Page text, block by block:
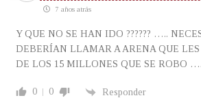
7 años atrás
Y QUE NO SE HAN IDO ?????? …..
DEBERÍAN LLAMAR A ARENA QUE LES
DE LOS 15 MILLONES QUE SE ROBO ….
0 0 Responder